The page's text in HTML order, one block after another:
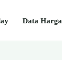
Data Harga